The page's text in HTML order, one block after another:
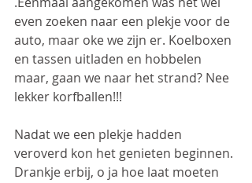
even zoeken naar een plekje voor de
auto, maar oke we zijn er. Koelboxen
en tassen uitladen en hobbelen
maar, gaan we naar het strand? Nee
lekker korfballen!!!
Nadat we een plekje hadden
veroverd kon het genieten beginnen.
Drankje erbij, o ja hoe laat moeten